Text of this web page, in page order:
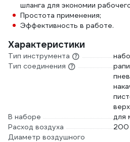
шланга для экономии
Простота применения;
Эффективность в работе.
Характеристики
Тип инструмента
Тип соединения
В наборе
для
Расход воздуха
200
Диаметр воздушного